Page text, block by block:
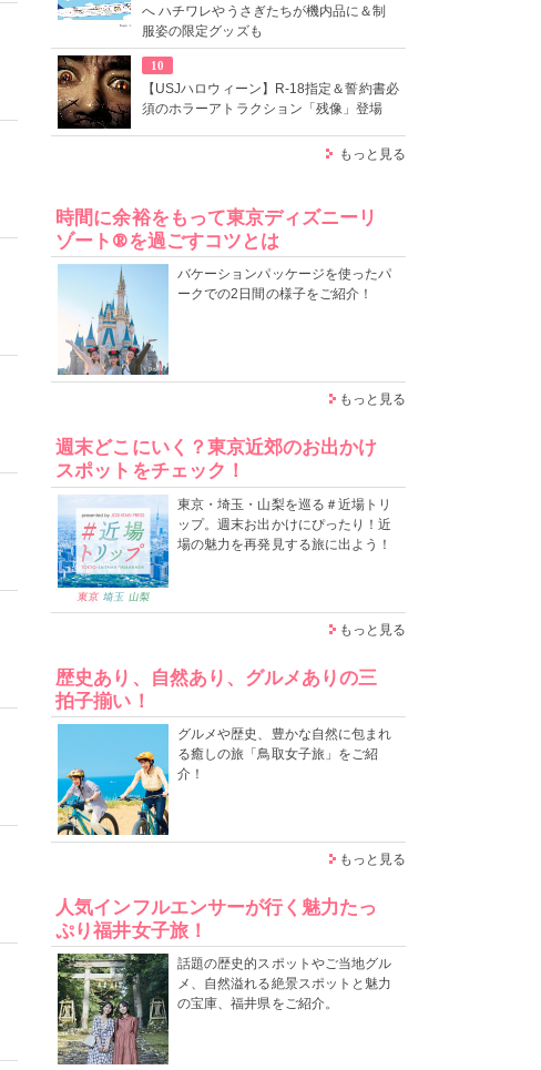
へ ハチワレやうさぎたちが機内品に＆制
服姿の限定グッズも
10
【USJハロウィーン】R-18指定＆誓約書必
須のホラーアトラクション「残像」登場
もっと見る
時間に余裕をもって東京ディズニーリ
ゾート®を過ごすコツとは
バケーションパッケージを使ったパ
ークでの2日間の様子をご紹介！
もっと見る
週末どこにいく？東京近郊のお出かけ
スポットをチェック！
東京・埼玉・山梨を巡る＃近場トリ
ップ。週末お出かけにぴったり！近
場の魅力を再発見する旅に出よう！
もっと見る
歴史あり、自然あり、グルメありの三
拍子揃い！
グルメや歴史、豊かな自然に包まれ
る癒しの旅「鳥取女子旅」をご紹
介！
もっと見る
人気インフルエンサーが行く魅力たっ
ぷり福井女子旅！
話題の歴史的スポットやご当地グル
メ、自然溢れる絶景スポットと魅力
の宝庫、福井県をご紹介。